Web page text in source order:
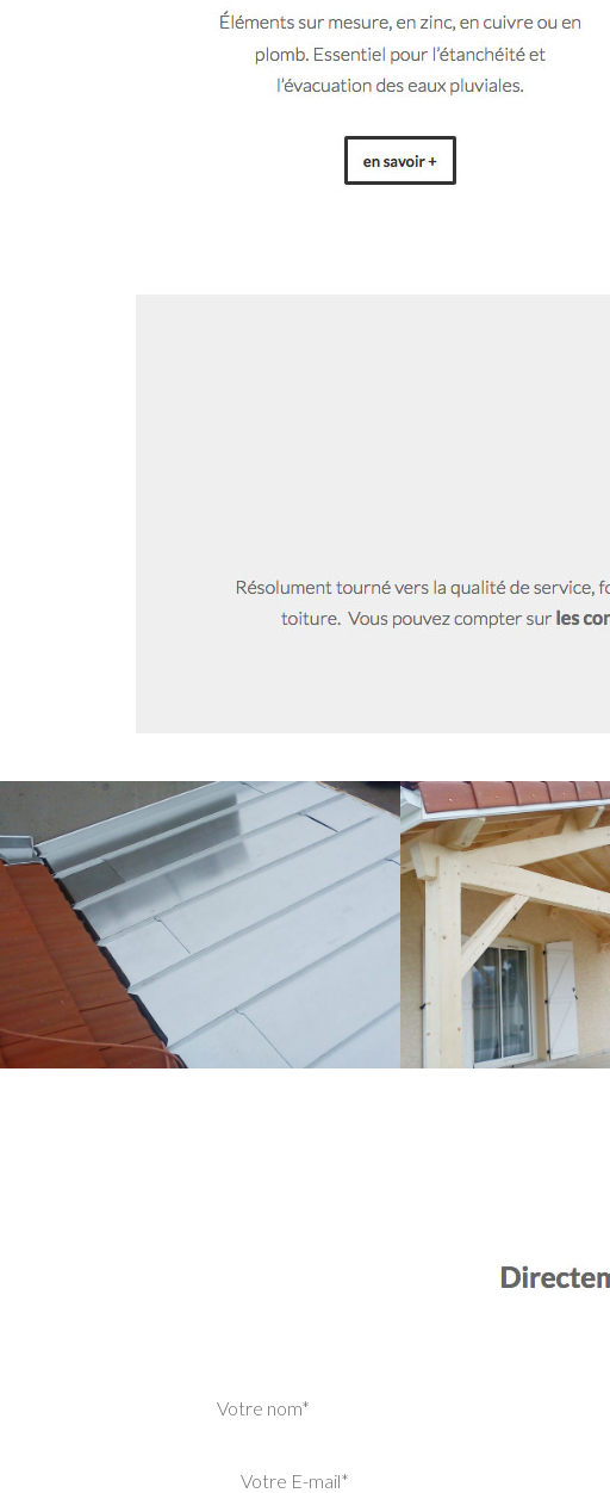
Votre nom*
Votre E-mail*